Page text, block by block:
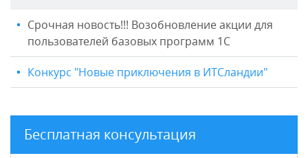
Срочная новость!!! Возобновление акции для
пользователей базовых программ 1С
Конкурс "Новые приключения в ИТСландии"
Бесплатная консультация